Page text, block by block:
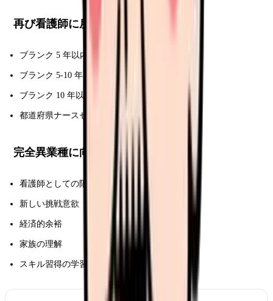
再び看護師に戻る時
ブランク 5 年以内:復職支援研修
ブランク 5-10 年:集中的研修
ブランク 10 年以上:長期研修必須
都道府県ナースセンター活用
完全異業種に向くタイプ
看護師としての限界
新しい挑戦意欲
経済的余裕
家族の理解
スキル習得の学習意欲